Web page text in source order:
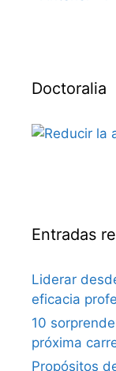
Doctoralia
Entradas
Liderar
eficacia
10
próxima
Propósitos